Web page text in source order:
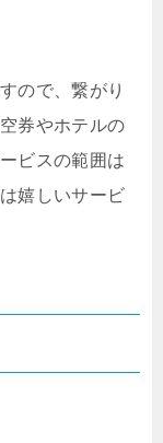
ので、繋がり
券やホテルの
ビスの範囲は
嬉しいサービ